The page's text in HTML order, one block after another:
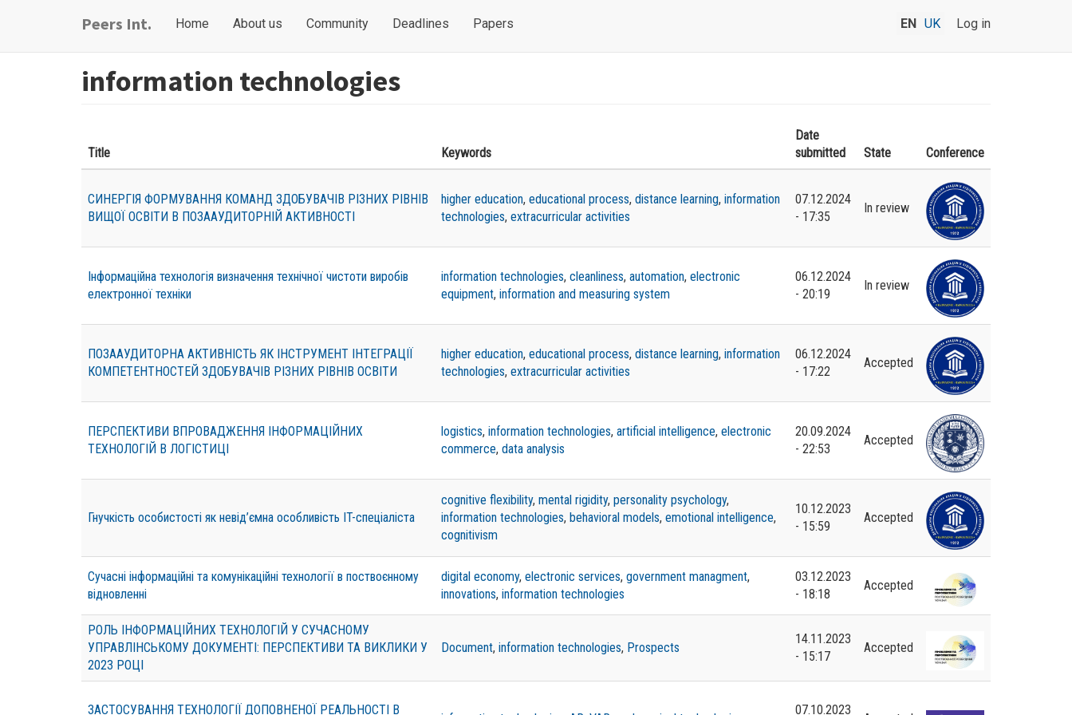
Peers Int.
Main
Home About us Community Deadlines Papers
User
menu
Log in
EN UK
information technologies
Title Keywords
Date
submitted
State Conference
СИНЕРГІЯ ФОРМУВАННЯ КОМАНД ЗДОБУВАЧІВ РІЗНИХ РІВНІВ
ВИЩОЇ ОСВІТИ В ПОЗААУДИТОРНІЙ АКТИВНОСТІ
higher education, educational process, distance learning, information
technologies, extracurricular activities
07.12.2024
- 17:35
In review
Інформаційна технологія визначення технічної чистоти виробів
електронної техніки
information technologies, cleanliness, automation, electronic
equipment, information and measuring system
06.12.2024
- 20:19
In review
ПОЗААУДИТОРНА АКТИВНІСТЬ ЯК ІНСТРУМЕНТ ІНТЕГРАЦІЇ
КОМПЕТЕНТНОСТЕЙ ЗДОБУВАЧІВ РІЗНИХ РІВНІВ ОСВІТИ
higher education, educational process, distance learning, information
technologies, extracurricular activities
06.12.2024
- 17:22
Accepted
ПЕРСПЕКТИВИ ВПРОВАДЖЕННЯ ІНФОРМАЦІЙНИХ
ТЕХНОЛОГІЙ В ЛОГІСТИЦІ
logistics, information technologies, artificial intelligence, electronic
commerce, data analysis
20.09.2024
- 22:53
Accepted
Гнучкість особистості як невід’ємна особливість IT-спеціаліста
cognitive flexibility, mental rigidity, personality psychology,
information technologies, behavioral models, emotional intelligence,
cognitivism
10.12.2023
- 15:59
Accepted
Сучасні інформаційні та комунікаційні технології в поствоєнному
відновленні
digital economy, electronic services, government managment,
innovations, information technologies
03.12.2023
- 18:18
Accepted
РОЛЬ ІНФОРМАЦІЙНИХ ТЕХНОЛОГІЙ У СУЧАСНОМУ
УПРАВЛІНСЬКОМУ ДОКУМЕНТІ: ПЕРСПЕКТИВИ ТА ВИКЛИКИ У
2023 РОЦІ
Document, information technologies, Prospects
14.11.2023
- 15:17
Accepted
ЗАСТОСУВАННЯ ТЕХНОЛОГІЇ ДОПОВНЕНОЇ РЕАЛЬНОСТІ В 07.10.2023